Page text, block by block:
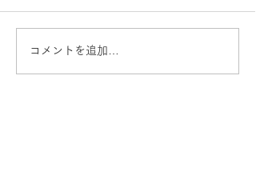
コメントを追加…